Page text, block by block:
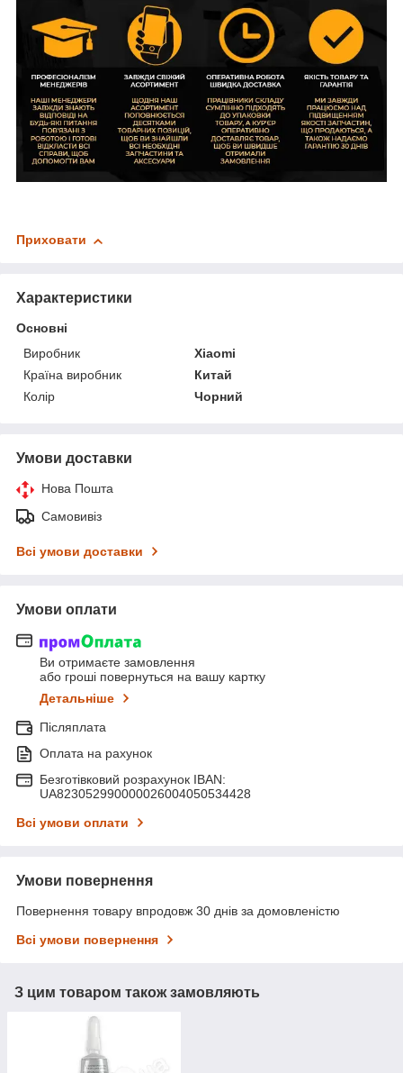
Приховати
Характеристики
Основні
Виробник
Xiaomi
Країна виробник
Китай
Колір
Чорний
Умови доставки
Нова Пошта
Самовивіз
Всі умови доставки
Умови оплати
Ви отримаєте замовлення
або гроші повернуться на вашу картку
Детальніше
Післяплата
Оплата на рахунок
Безготівковий розрахунок IBAN:
UA823052990000026004050534428
Всі умови оплати
Умови повернення
Повернення товару впродовж 30 днів за домовленістю
Всі умови повернення
З цим товаром також замовляють